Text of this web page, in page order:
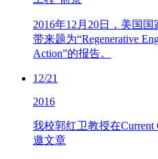
2016年12月20日，美国国
带来题为“Regenerative
Action”的报告。
12/21
2016
我校郭红卫教授在Current
邀文章